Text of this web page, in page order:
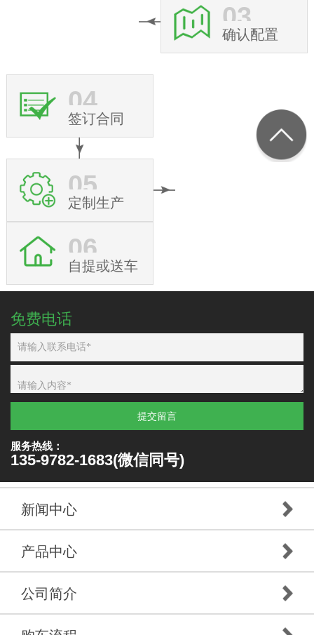
03
确认配置
04
签订合同
05
定制生产
06
自提或送车
免费电话
提交留言
服务热线：
135-9782-1683(微信同号)
新闻中心
产品中心
公司简介